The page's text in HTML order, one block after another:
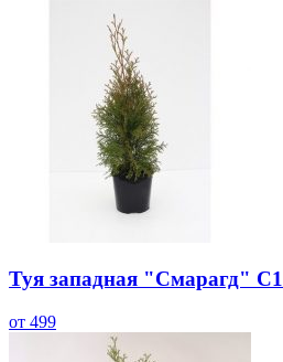
Туя западная "Смарагд" С1
от 499